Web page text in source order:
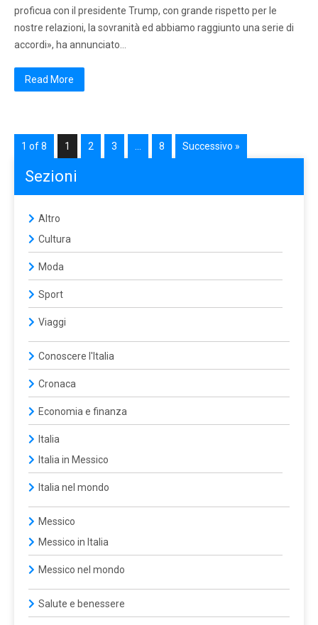
proficua con il presidente Trump, con grande rispetto per le
nostre relazioni, la sovranità ed abbiamo raggiunto una serie di
accordi», ha annunciato…
Read More
1 of 8 1 2 3 8 Successivo »
Sezioni
Altro
Cultura
Moda
Sport
Viaggi
Conoscere l'Italia
Cronaca
Economia e finanza
Italia
Italia in Messico
Italia nel mondo
Messico
Messico in Italia
Messico nel mondo
Salute e benessere